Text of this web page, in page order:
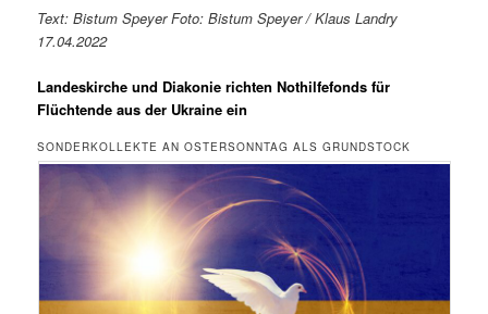
Text: Bistum Speyer Foto: Bistum Speyer / Klaus Landry
17.04.2022
Landeskirche und Diakonie richten Nothilfefonds für
Flüchtende aus der Ukraine ein
SONDERKOLLEKTE AN OSTERSONNTAG ALS GRUNDSTOCK